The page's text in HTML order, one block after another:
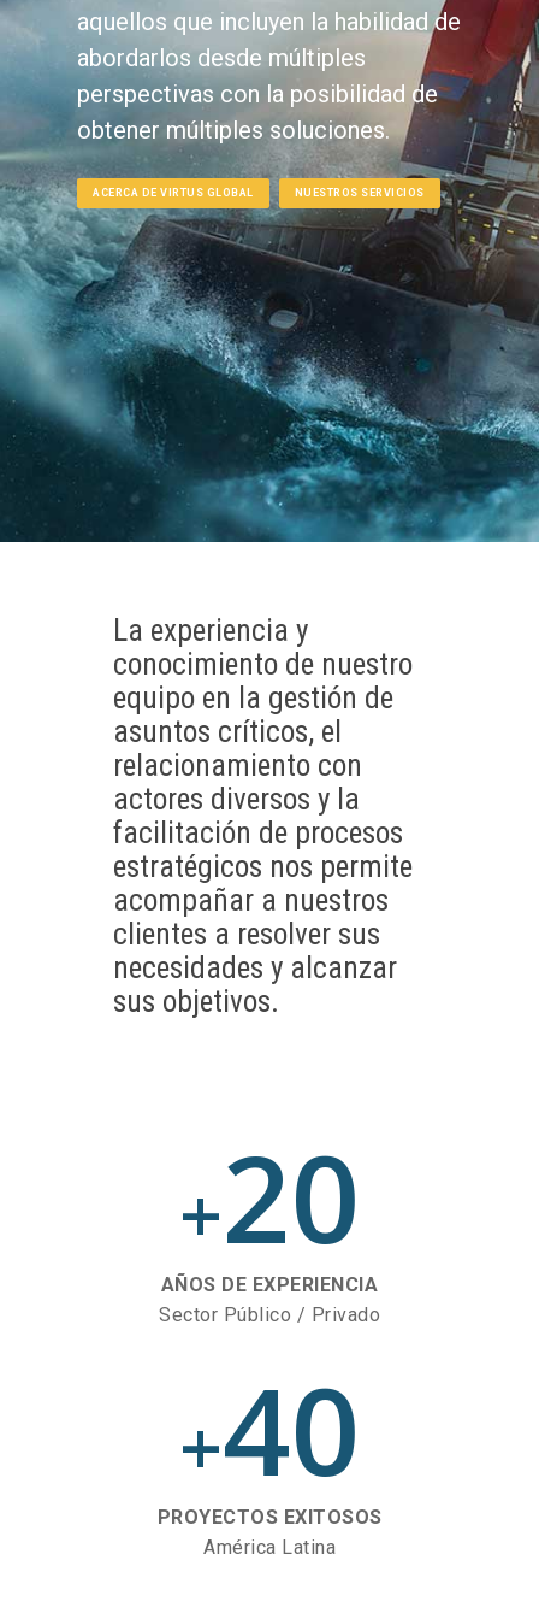
aquellos que incluyen la habilidad de
abordarlos desde múltiples
perspectivas con la posibilidad de
obtener múltiples soluciones.
ACERCA DE VIRTUS GLOBAL NUESTROS SERVICIOS
La experiencia y
conocimiento de nuestro
equipo en la gestión de
asuntos críticos, el
relacionamiento con
actores diversos y la
facilitación de procesos
estratégicos nos permite
acompañar a nuestros
clientes a resolver sus
necesidades y alcanzar
sus objetivos.
+20
AÑOS DE EXPERIENCIA
Sector Público / Privado
+40
PROYECTOS EXITOSOS
América Latina